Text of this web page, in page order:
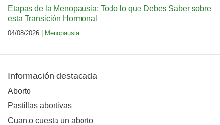
Etapas de la Menopausia: Todo lo que Debes Saber sobre
esta Transición Hormonal
04/08/2026 | Menopausia
Información destacada
Aborto
Pastillas abortivas
Cuanto cuesta un aborto